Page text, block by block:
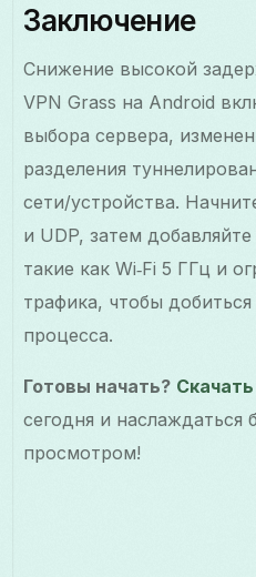
Заключение
Снижение высокой
VPN Grass на Android
выбора сервера,
разделения
сети/устройства.
и UDP, затем
такие как Wi‑Fi 5 ГГц и
трафика, чтобы
процесса.
Готовы начать?
сегодня и
просмотром!